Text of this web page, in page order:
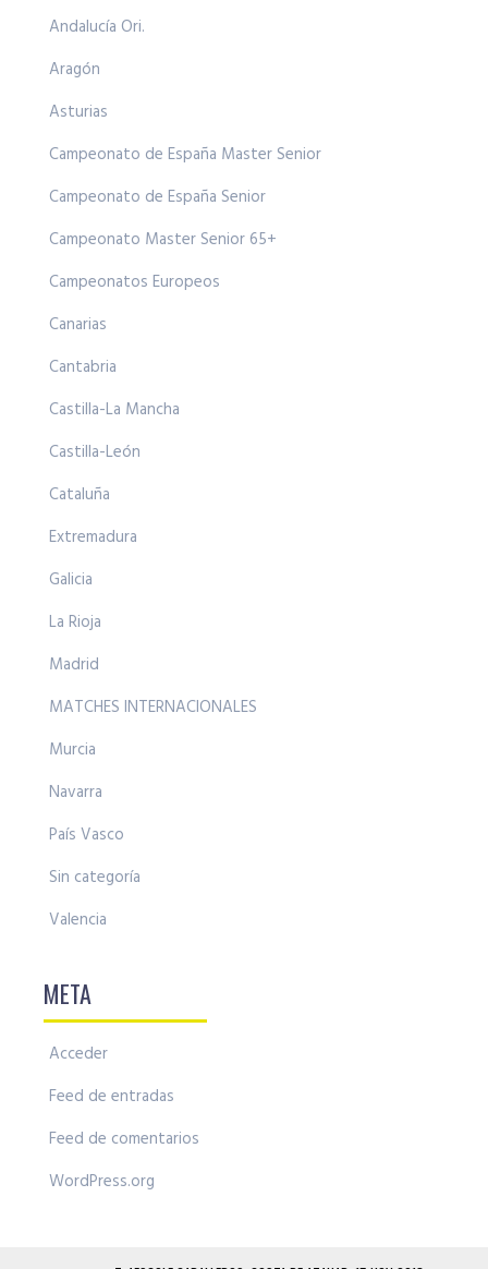
Andalucía Ori.
Aragón
Asturias
Campeonato de España Master Senior
Campeonato de España Senior
Campeonato Master Senior 65+
Campeonatos Europeos
Canarias
Cantabria
Castilla-La Mancha
Castilla-León
Cataluña
Extremadura
Galicia
La Rioja
Madrid
MATCHES INTERNACIONALES
Murcia
Navarra
País Vasco
Sin categoría
Valencia
META
Acceder
Feed de entradas
Feed de comentarios
WordPress.org